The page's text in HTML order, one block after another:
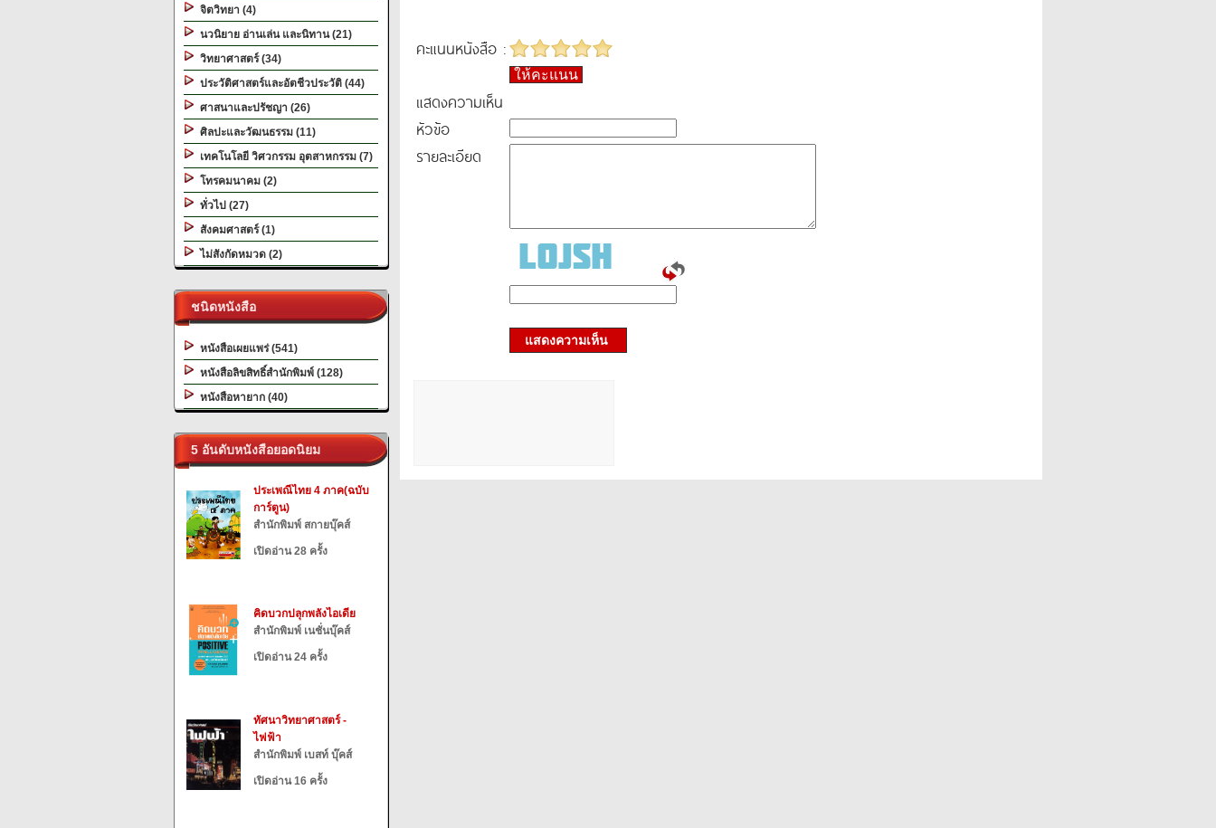
จิตวิทยา (4)
นวนิยาย อ่านเล่น และนิทาน (21)
วิทยาศาสตร์ (34)
ประวัติศาสตร์และอัตชีวประวัติ (44)
ศาสนาและปรัชญา (26)
ศิลปะและวัฒนธรรม (11)
เทคโนโลยี วิศวกรรม อุตสาหกรรม (7)
โทรคมนาคม (2)
ทั่วไป (27)
สังคมศาสตร์ (1)
ไม่สังกัดหมวด (2)
ชนิดหนังสือ
หนังสือเผยแพร่ (541)
หนังสือลิขสิทธิ์สำนักพิมพ์ (128)
หนังสือหายาก (40)
5 อันดับหนังสือยอดนิยม
ประเพณีไทย 4 ภาค(ฉบับ
การ์ตูน)
สำนักพิมพ์ สกายบุ๊คส์
เปิดอ่าน 28 ครั้ง
คิดบวกปลุกพลังไอเดีย
สำนักพิมพ์ เนชั่นบุ๊คส์
เปิดอ่าน 24 ครั้ง
ทัศนาวิทยาศาสตร์ -
ไฟฟ้า
สำนักพิมพ์ เบสท์ บุ๊คส์
เปิดอ่าน 16 ครั้ง
คะแนนหนังสือ :
ให้คะแนน
แสดงความเห็น
หัวข้อ
รายละเอียด
แสดงความเห็น